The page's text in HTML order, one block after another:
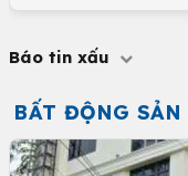
Báo tin xấu
BẤT ĐỘNG SẢN